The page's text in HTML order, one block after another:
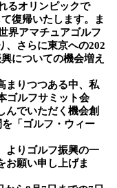
るオリンピックで
復帰いたします。ま
界アマチュアゴルフ
、さらに東京への202
についての機会増え
まりつつある中、私
ゴルフサミット会
んでいただく機会創
「ゴルフ・ウィー
よりゴルフ振興の一
お願い申し上げま